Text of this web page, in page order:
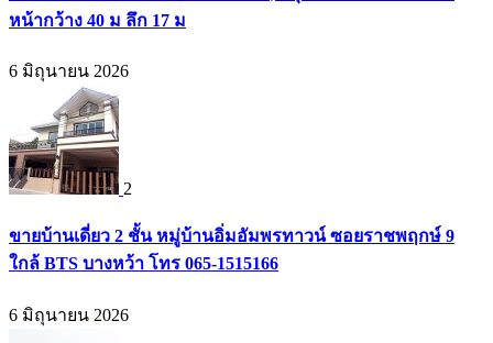
หน้ากว้าง 40 ม ลึก 17 ม
6 มิถุนายน 2026
2
ขายบ้านเดี่ยว 2 ชั้น หมู่บ้านอิ่มอัมพรทาวน์ ซอยราชพฤกษ์ 9
ใกล้ BTS บางหว้า โทร 065-1515166
6 มิถุนายน 2026